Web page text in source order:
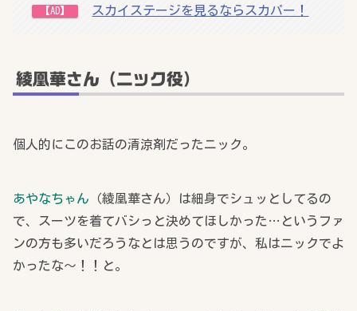
【AD】 スカイステージを見るならスカパー！
綾凰華さん（ニック役）
個人的にこのお話の清涼剤だったニック。
あやなちゃん （綾凰華さん）は細身でシュッとしてるの
で、スーツを着てバシっと決めてほしかった…というファ
ンの方も多いだろうなとは思うのですが、私はニックでよ
かったな～！！と。